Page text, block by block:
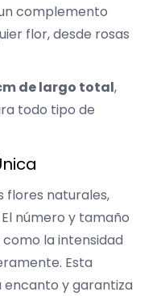
complemento
flor, desde rosas
de largo total,
todo tipo de
flores naturales,
número y tamaño
la intensidad
Esta
y garantiza